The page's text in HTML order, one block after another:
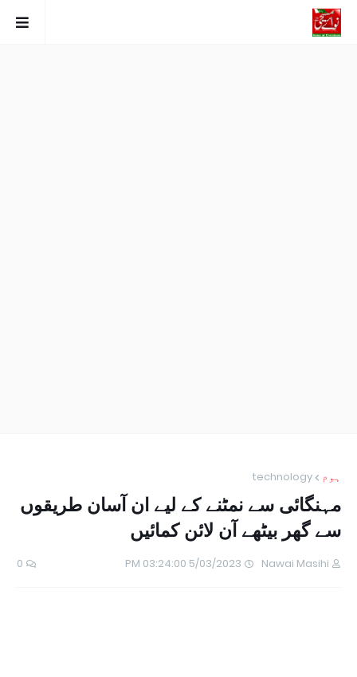
ہوم technology
مہنگائی سے نمٹنے کے لیے ان آسان طریقوں
سے گھر بیٹھے آن لائن کمائیں
Nawai Masihi
5/03/2023 03:24:00 PM
0